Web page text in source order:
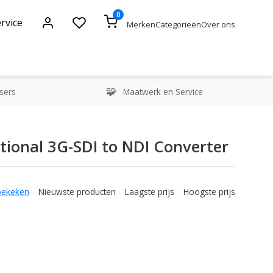
0
MerkenCategorieënOver ons
Maatwerk en Service
3G-SDI to NDI Converter
Nieuwste producten Laagste prijs Hoogste prijs